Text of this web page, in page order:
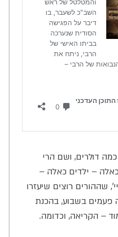
כמה דולרים, ושם הרי
– ילדים כאלה –
שההורים רוצים שיעזרו
פעמים בשבוע, בהכנת
– הקריאה, וכדומה.